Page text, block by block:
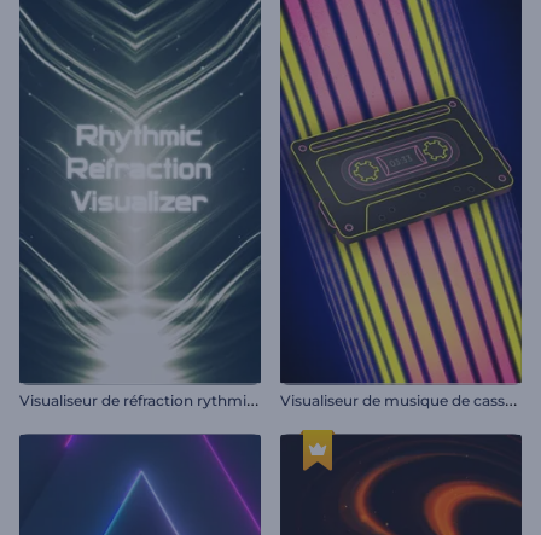
V
isualiseur de réfraction rythmique V
isualiseur de musique de cassette rétro